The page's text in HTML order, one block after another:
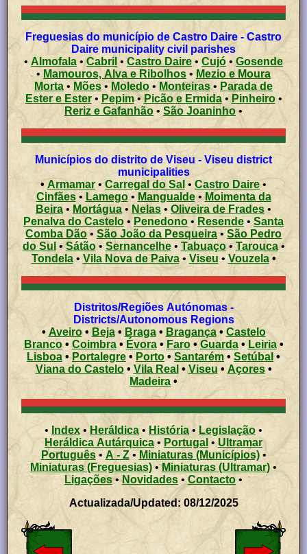
Freguesias do município de Castro Daire - Castro
Daire municipality civil parishes
• Almofala •Cabril • Castro Daire • Cujó • Gosende
•
Mamouros, Alva e Ribolhos • Mezio e Moura
Morta • Mões • Moledo •Monteiras• Parada de
Ester e Ester• Pepim• Picão e Ermida• Pinheiro•
Reriz e Gafanhão • São Joaninho •
Municípios do distrito de Viseu - Viseu district
municipalities
• Armamar • Carregal do Sal • Castro Daire•
Cinfães• Lamego• Mangualde•Moimenta da
Beira • Mortágua• Nelas • Oliveira de Frades •
Penalva do Castelo • Penedono • Resende • Santa
Comba Dão• São João da Pesqueira • São Pedro
do Sul •Sátão• Sernancelhe• Tabuaço•Tarouca•
Tondela• Vila Nova de Paiva• Viseu • Vouzela •
Distritos/Regiões Autónomas -
Districts/Autonomous Regions
• Aveiro• Beja• Braga• Bragança• Castelo
Branco• Coimbra•Évora• Faro•Guarda• Leiria•
Lisboa• Portalegre • Porto •Santarém • Setúbal •
Viana do Castelo• Vila Real •Viseu • Açores •
Madeira •
• Index • Heráldica • História • Legislação •
Heráldica Autárquica • Portugal •Ultramar
Português• A - Z•Miniaturas (Municípios)•
Miniaturas (Freguesias)•Miniaturas (Ultramar) •
Ligações•Novidades • Contacto •
Actualizada/Updated: 08/12/2025